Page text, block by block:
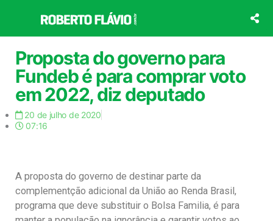
o
conteúdo
Proposta do governo para
Fundeb é para comprar voto
em 2022, diz deputado
20 de julho de 2020
07:16
A proposta do governo de destinar parte da
complementção adicional da União ao Renda Brasil,
programa que deve substituir o Bolsa Familia, é para